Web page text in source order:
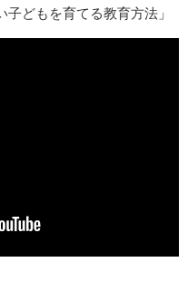
どもを育てる教育方法」